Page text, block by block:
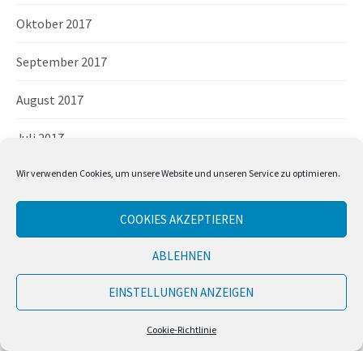
Wir verwenden Cookies, um unsere Website und unseren Service zu optimieren.
COOKIES AKZEPTIEREN
ABLEHNEN
EINSTELLUNGEN ANZEIGEN
Cookie-Richtlinie
Oktober 2017
September 2017
August 2017
Juli 2017
Juni 2017